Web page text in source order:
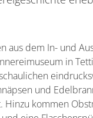
aus dem In- und
in
und
Hinzu kommen